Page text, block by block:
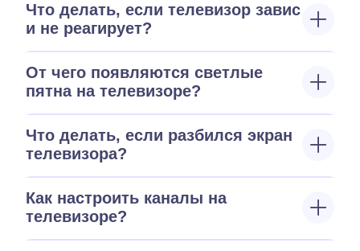
Что делать, если телевизор завис
и не реагирует?
От чего появляются светлые
пятна на телевизоре?
Что делать, если разбился экран
телевизора?
Как настроить каналы на
телевизоре?